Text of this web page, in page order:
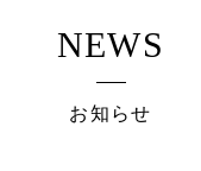
NEWS
お知らせ